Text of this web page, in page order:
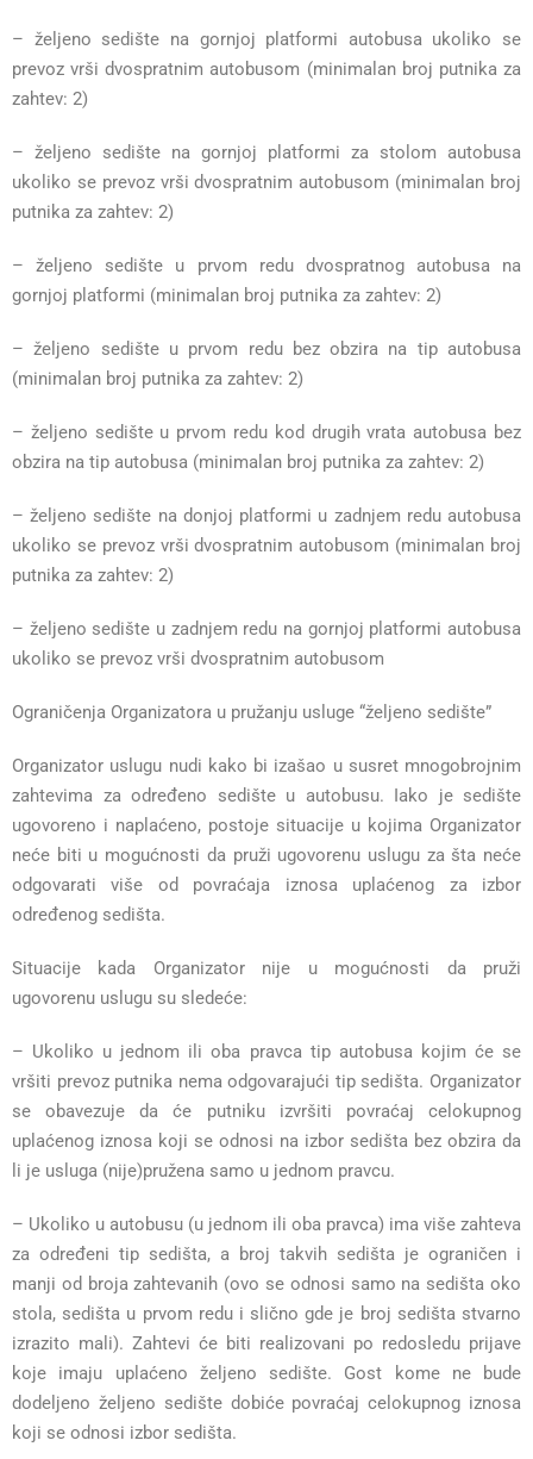
– željeno sedište na gornjoj platformi autobusa ukoliko se
prevoz vrši dvospratnim autobusom (minimalan broj putnika za
zahtev: 2)
– željeno sedište na gornjoj platformi za stolom autobusa
ukoliko se prevoz vrši dvospratnim autobusom (minimalan broj
putnika za zahtev: 2)
– željeno sedište u prvom redu dvospratnog autobusa na
gornjoj platformi (minimalan broj putnika za zahtev: 2)
– željeno sedište u prvom redu bez obzira na tip autobusa
(minimalan broj putnika za zahtev: 2)
– željeno sedište u prvom redu kod drugih vrata autobusa bez
obzira na tip autobusa (minimalan broj putnika za zahtev: 2)
– željeno sedište na donjoj platformi u zadnjem redu autobusa
ukoliko se prevoz vrši dvospratnim autobusom (minimalan broj
putnika za zahtev: 2)
– željeno sedište u zadnjem redu na gornjoj platformi autobusa
ukoliko se prevoz vrši dvospratnim autobusom
Ograničenja Organizatora u pružanju usluge “željeno sedište”
Organizator uslugu nudi kako bi izašao u susret mnogobrojnim
zahtevima za određeno sedište u autobusu. Iako je sedište
ugovoreno i naplaćeno, postoje situacije u kojima Organizator
neće biti u mogućnosti da pruži ugovorenu uslugu za šta neće
odgovarati više od povraćaja iznosa uplaćenog za izbor
određenog sedišta.
Situacije kada Organizator nije u mogućnosti da pruži
ugovorenu uslugu su sledeće:
– Ukoliko u jednom ili oba pravca tip autobusa kojim će se
vršiti prevoz putnika nema odgovarajući tip sedišta. Organizator
se obavezuje da će putniku izvršiti povraćaj celokupnog
uplaćenog iznosa koji se odnosi na izbor sedišta bez obzira da
li je usluga (nije)pružena samo u jednom pravcu.
– Ukoliko u autobusu (u jednom ili oba pravca) ima više zahteva
za određeni tip sedišta, a broj takvih sedišta je ograničen i
manji od broja zahtevanih (ovo se odnosi samo na sedišta oko
stola, sedišta u prvom redu i slično gde je broj sedišta stvarno
izrazito mali). Zahtevi će biti realizovani po redosledu prijave
koje imaju uplaćeno željeno sedište. Gost kome ne bude
dodeljeno željeno sedište dobiće povraćaj celokupnog iznosa
koji se odnosi izbor sedišta.